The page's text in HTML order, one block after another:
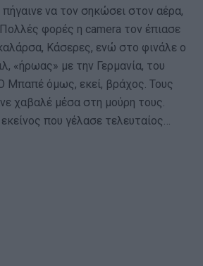
να τον σηκώσει στον αέρα,
φορές η camera τον έπιασε
Κάσερες, ενώ στο φινάλε ο
«ήρωας» με την Γερμανία, του
Μπαπέ όμως, εκεί, βράχος. Τους
χαβαλέ μέσα στη μούρη τους.
που γέλασε τελευταίος…